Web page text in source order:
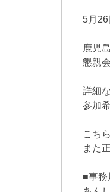
5月
鹿児
懇親
詳細
参加
こち
また
■事務